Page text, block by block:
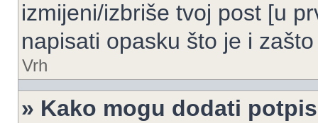
izmijeni/izbriše tvoj post [u
napisati opasku što je i
Vrh
» Kako mogu dodati